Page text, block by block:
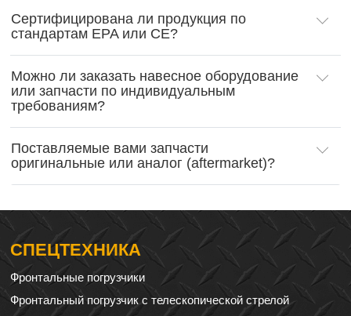
Сертифицирована ли продукция по
стандартам EPA или CE?
Можно ли заказать навесное оборудование
или запчасти по индивидуальным
требованиям?
Поставляемые вами запчасти
оригинальные или аналог (aftermarket)?
СПЕЦТЕХНИКА
Фронтальные погрузчики
Фронтальный погрузчик с телескопической стрелой